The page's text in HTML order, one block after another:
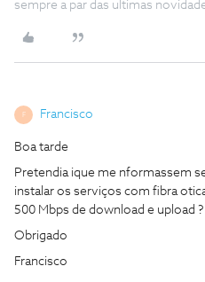
sempre a par das ultimas
F Francisco
Boa tarde
Pretendia ique me nformassem
instalar os serviços com fibra
500 Mbps de download e upload ?
Obrigado
Francisco